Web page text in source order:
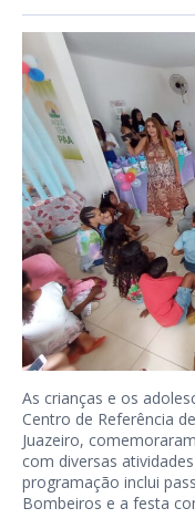
As crianças e os
Centro de Referência
Juazeiro,
com diversas
programação inclui
Bombeiros e a festa